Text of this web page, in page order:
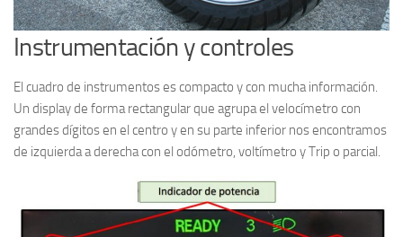
Instrumentación y controles
El cuadro de instrumentos es compacto y con mucha información.
Un display de forma rectangular que agrupa el velocímetro con
grandes dígitos en el centro y en su parte inferior nos encontramos
de izquierda a derecha con el odómetro, voltímetro y Trip o parcial.